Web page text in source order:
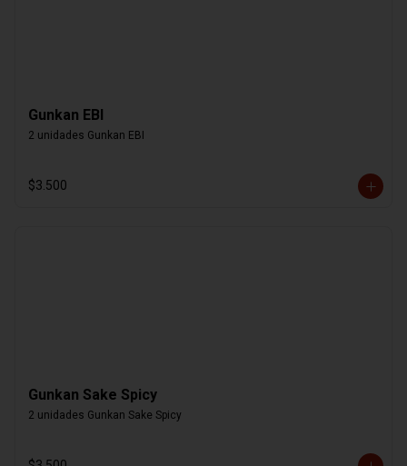
Gunkan EBI
2 unidades Gunkan EBI
$3.500
Gunkan Sake Spicy
2 unidades Gunkan Sake Spicy